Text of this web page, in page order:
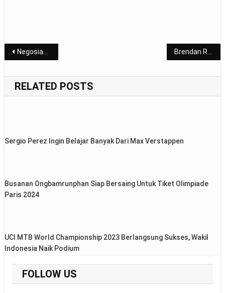
Post
navigation
Negosiasi Berlanjut, Milan Berharap Madrid Beri Diskon Untuk Brahim Diaz Brendan Rodgers Buka Peluang Latih Chelsea dan Tottenham
RELATED POSTS
Sergio Perez Ingin Belajar Banyak Dari Max Verstappen
Busanan Ongbamrunphan Siap Bersaing Untuk Tiket Olimpiade
Paris 2024
UCI MTB World Championship 2023 Berlangsung Sukses, Wakil
Indonesia Naik Podium
FOLLOW US